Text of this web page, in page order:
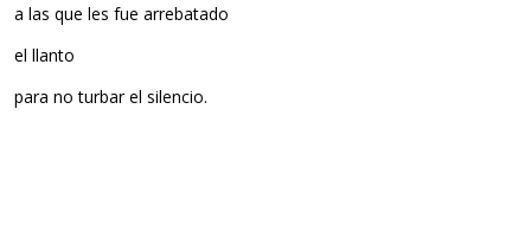
a las que les fue arrebatado
el llanto
para no turbar el silencio.